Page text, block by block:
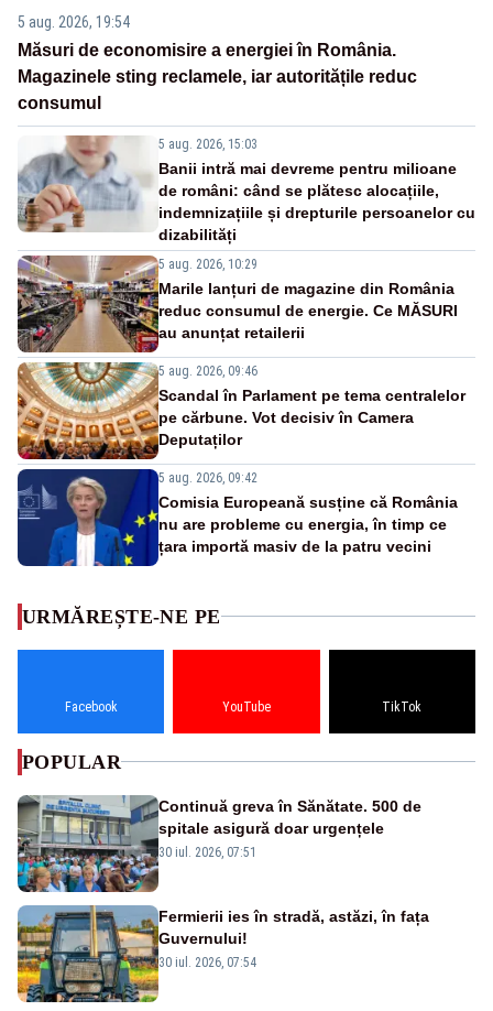
5 aug. 2026, 19:54
Măsuri de economisire a energiei în România.
Magazinele sting reclamele, iar autoritățile reduc
consumul
5 aug. 2026, 15:03
Banii intră mai devreme pentru milioane
de români: când se plătesc alocațiile,
indemnizațiile și drepturile persoanelor cu
dizabilități
5 aug. 2026, 10:29
Marile lanțuri de magazine din România
reduc consumul de energie. Ce MĂSURI
au anunțat retailerii
5 aug. 2026, 09:46
Scandal în Parlament pe tema centralelor
pe cărbune. Vot decisiv în Camera
Deputaților
5 aug. 2026, 09:42
Comisia Europeană susține că România
nu are probleme cu energia, în timp ce
țara importă masiv de la patru vecini
URMĂREȘTE-NE PE
Facebook YouTube TikTok
POPULAR
Continuă greva în Sănătate. 500 de
spitale asigură doar urgențele
30 iul. 2026, 07:51
Fermierii ies în stradă, astăzi, în fața
Guvernului!
30 iul. 2026, 07:54